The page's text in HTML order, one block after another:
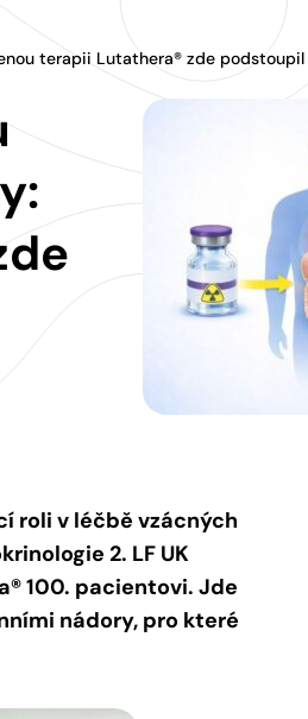
terapii Lutathera® zde
roli v léčbě vzácných
2. LF UK
100. pacientovi. Jde
nádory, pro které